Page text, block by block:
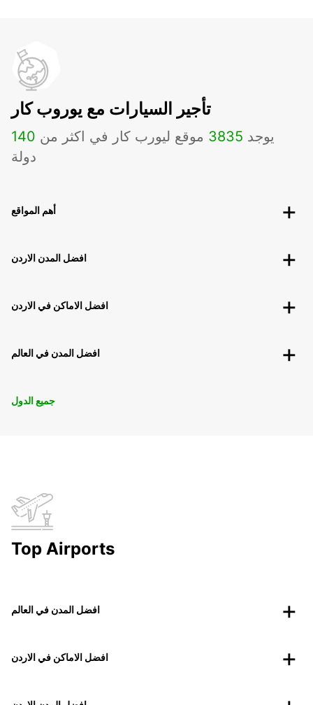
تأجير السيارات مع يوروب كار
يوجد 3835 موقع ليورب كار في اكثر من 140
دولة
أهم المواقع
افضل المدن الاردن
افضل الاماكن في الاردن
افضل المدن في العالم
جميع الدول
Top Airports
افضل المدن في العالم
افضل الاماكن في الاردن